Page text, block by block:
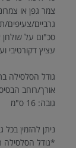
צמר גפן או
גרביים/צעיפים/
סכ"ום על שולחן
עציץ דקורטיבי
גודל הסלסילה
אורך/רוחב הבסיס: 25
גובה: 16 ס"מ
ניתן להזמין
*גודל הסלסילה